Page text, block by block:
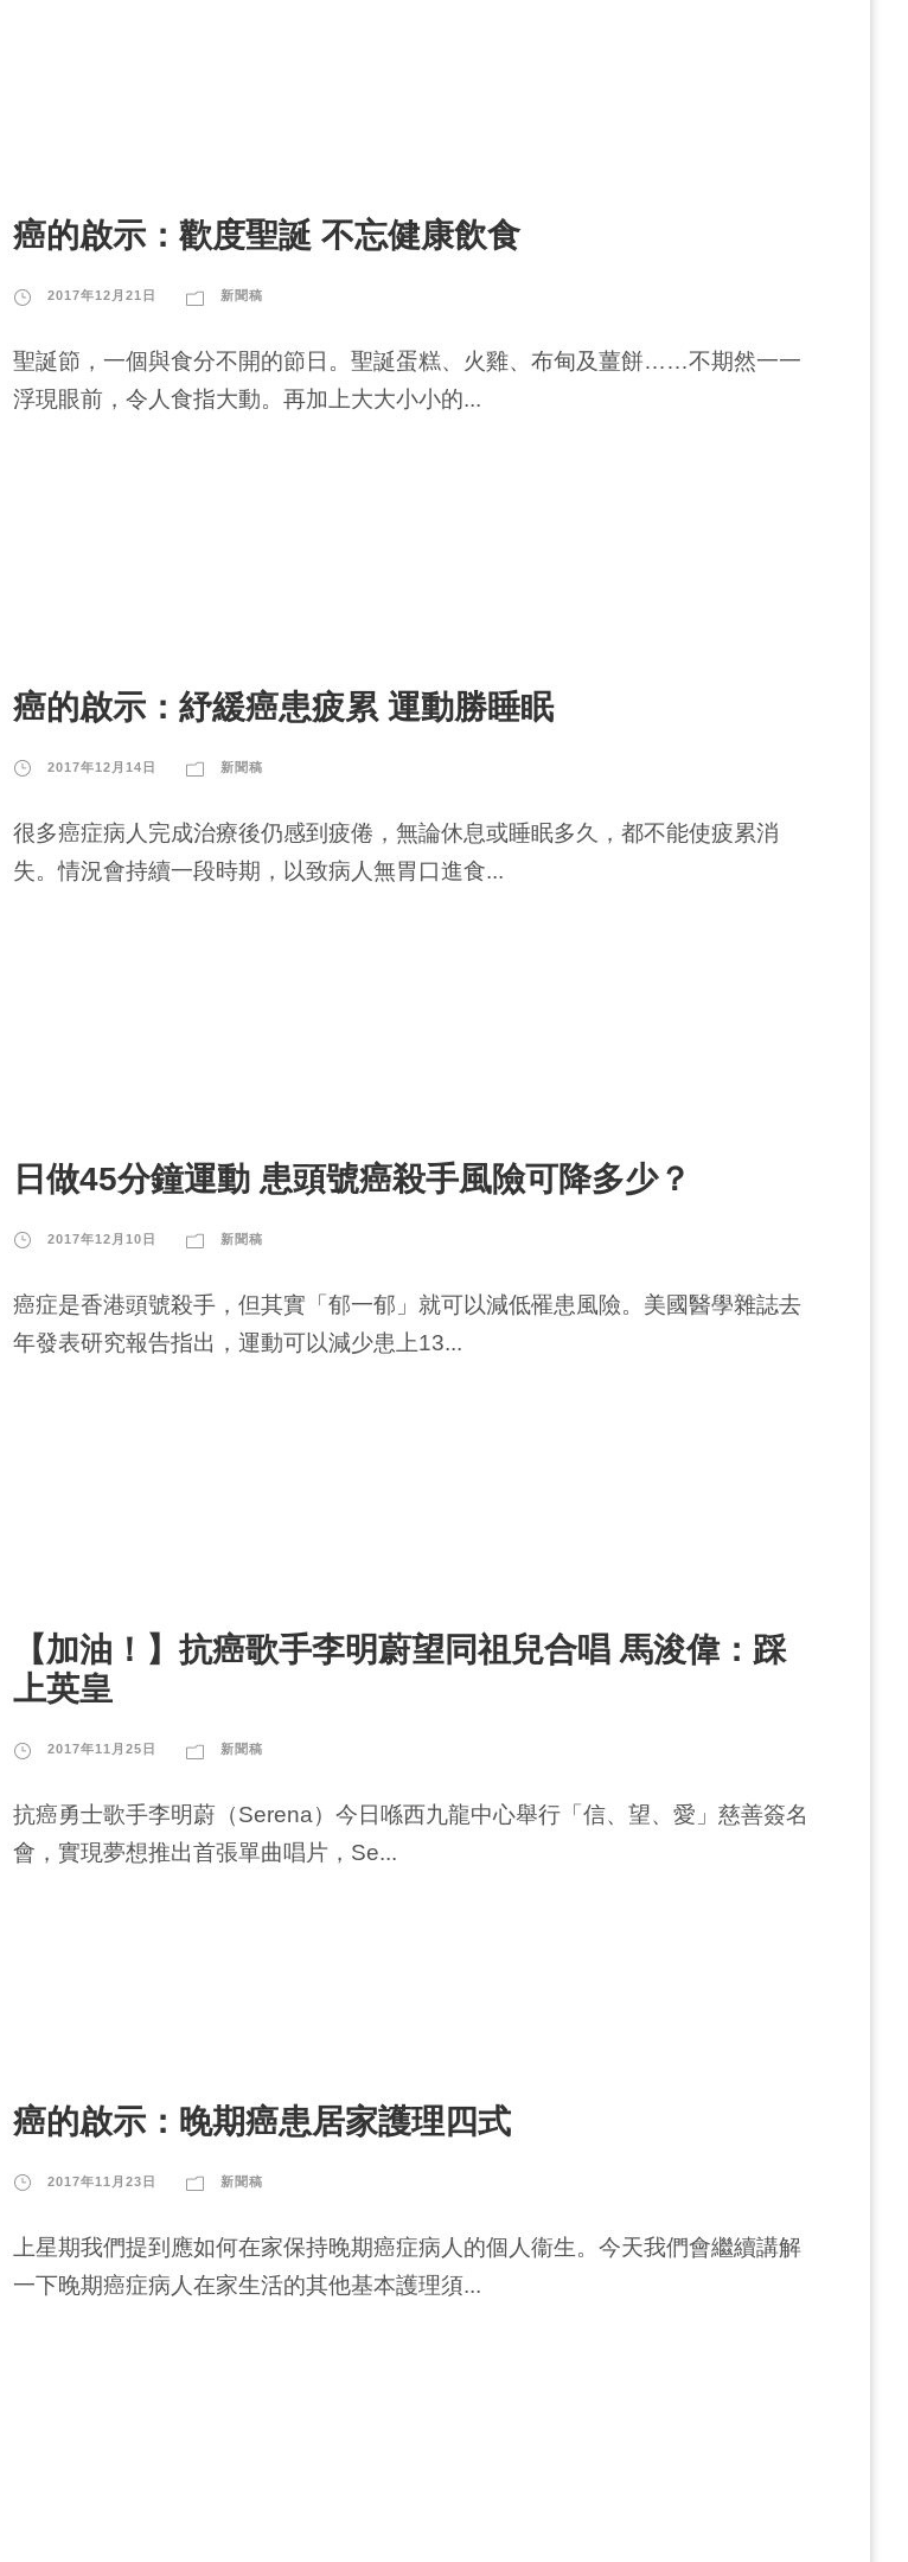
癌的啟示：歡度聖誕 不忘健康飲食
2017年12月21日 新聞稿
聖誕節，一個與食分不開的節日。聖誕蛋糕、火雞、布甸及薑餅……不期然一一
浮現眼前，令人食指大動。再加上大大小小的...
癌的啟示：紓緩癌患疲累 運動勝睡眠
2017年12月14日 新聞稿
很多癌症病人完成治療後仍感到疲倦，無論休息或睡眠多久，都不能使疲累消
失。情況會持續一段時期，以致病人無胃口進食...
日做45分鐘運動 患頭號癌殺手風險可降多少？
2017年12月10日 新聞稿
癌症是香港頭號殺手，但其實「郁一郁」就可以減低罹患風險。美國醫學雜誌去
年發表研究報告指出，運動可以減少患上13...
【加油！】抗癌歌手李明蔚望同祖兒合唱 馬浚偉：踩
上英皇
2017年11月25日 新聞稿
抗癌勇士歌手李明蔚（Serena）今日喺西九龍中心舉行「信、望、愛」慈善簽名
會，實現夢想推出首張單曲唱片，Se...
癌的啟示：晚期癌患居家護理四式
2017年11月23日 新聞稿
上星期我們提到應如何在家保持晚期癌症病人的個人衞生。今天我們會繼續講解
一下晚期癌症病人在家生活的其他基本護理須...